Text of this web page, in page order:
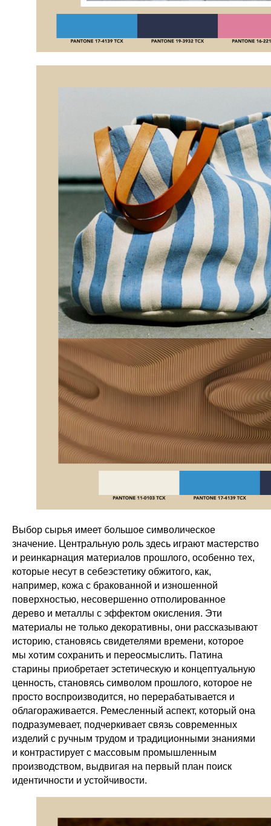
Выбор сырья имеет большое символическое
значение. Центральную роль здесь играют мастерство
и реинкарнация материалов прошлого, особенно тех,
которые несут в себеэстетику обжитого, как,
например, кожа с бракованной и изношенной
поверхностью, несовершенно отполированное
дерево и металлы с эффектом окисления. Эти
материалы не только декоративны, они рассказывают
историю, становясь свидетелями времени, которое
мы хотим сохранить и переосмыслить. Патина
старины приобретает эстетическую и концептуальную
ценность, становясь символом прошлого, которое не
просто воспроизводится, но перерабатывается и
облагораживается. Ремесленный аспект, который она
подразумевает, подчеркивает связь современных
изделий с ручным трудом и традиционными знаниями
и контрастирует с массовым промышленным
производством, выдвигая на первый план поиск
идентичности и устойчивости.